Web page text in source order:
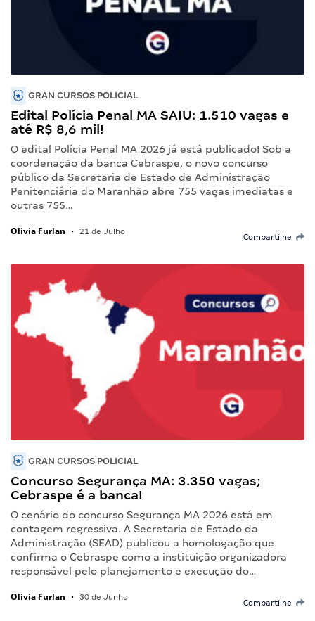
GRAN CURSOS POLICIAL
Edital Polícia Penal MA SAIU: 1.510 vagas e
até R$ 8,6 mil!
O edital Polícia Penal MA 2026 já está publicado! Sob a
coordenação da banca Cebraspe, o novo concurso
público da Secretaria de Estado de Administração
Penitenciária do Maranhão abre 755 vagas imediatas e
outras 755…
Olivia Furlan • 21 de Julho
Compartilhe
GRAN CURSOS POLICIAL
Concurso Segurança MA: 3.350 vagas;
Cebraspe é a banca!
O cenário do concurso Segurança MA 2026 está em
contagem regressiva. A Secretaria de Estado da
Administração (SEAD) publicou a homologação que
confirma o Cebraspe como a instituição organizadora
responsável pelo planejamento e execução do…
Olivia Furlan • 30 de Junho
Compartilhe